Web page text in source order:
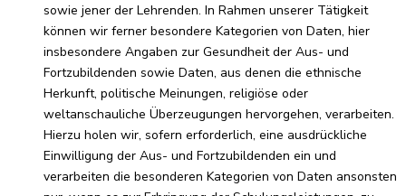
sowie jener der Lehrenden. In Rahmen unserer Tätigkeit
können wir ferner besondere Kategorien von Daten, hier
insbesondere Angaben zur Gesundheit der Aus- und
Fortzubildenden sowie Daten, aus denen die ethnische
Herkunft, politische Meinungen, religiöse oder
weltanschauliche Überzeugungen hervorgehen, verarbeiten.
Hierzu holen wir, sofern erforderlich, eine ausdrückliche
Einwilligung der Aus- und Fortzubildenden ein und
verarbeiten die besonderen Kategorien von Daten ansonsten